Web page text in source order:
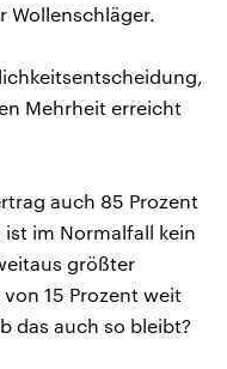
Wollenschläger.
Mehrheit erreicht
auch 85 Prozent
im Normalfall kein
größter
15 Prozent weit
das auch so bleibt?